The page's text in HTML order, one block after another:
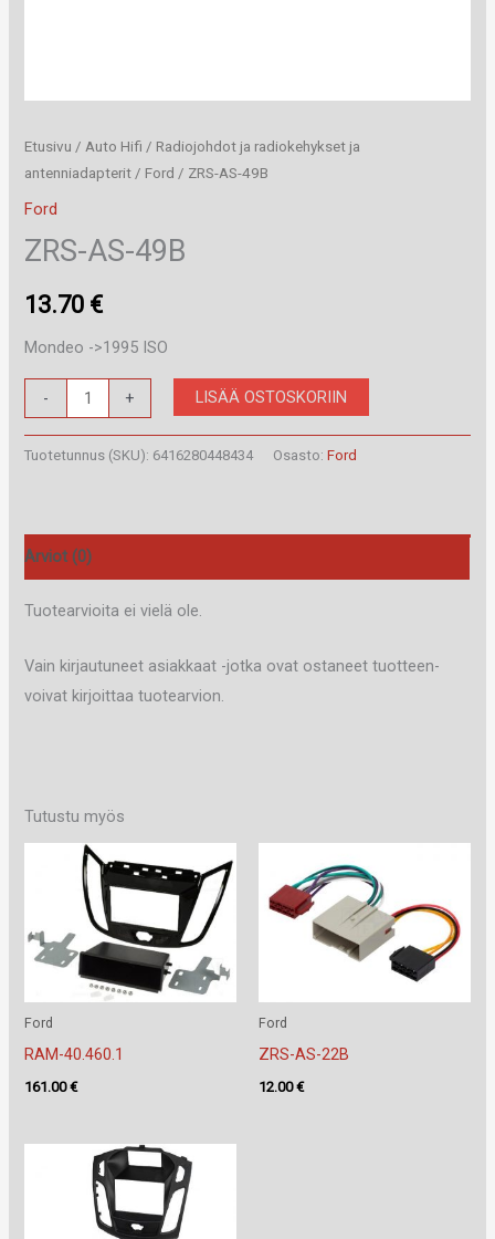
Etusivu / Auto Hifi / Radiojohdot ja radiokehykset ja
antenniadapterit / Ford / ZRS-AS-49B
Ford
ZRS-AS-49B
13.70 €
Mondeo ->1995 ISO
-
AS-
49B
+ LISÄÄ OSTOSKORIIN
Tuotetunnus (SKU): 6416280448434 Osasto:Ford
Arviot (0)
Tuotearvioita ei vielä ole.
Vain kirjautuneet asiakkaat -jotka ovat ostaneet tuotteen-
voivat kirjoittaa tuotearvion.
Tutustu myös
Ford
RAM-40.460.1
161.00€
Ford
ZRS-AS-22B
12.00€